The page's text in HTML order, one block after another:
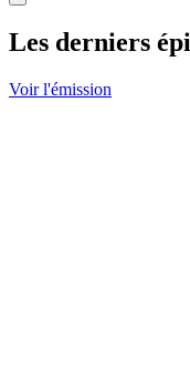
Les derniers
Voir l'émission